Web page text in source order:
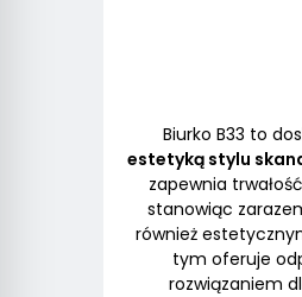
Biurko B33 to
estetyką stylu
zapewnia
stanowiąc
również
tym oferuje
rozwiązaniem